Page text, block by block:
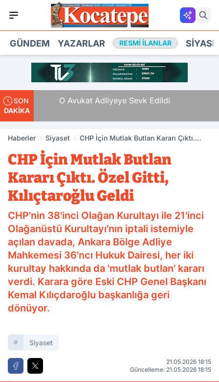
GÜNDEM YAZARLAR RESMI İLANLAR
SON
DAKİKA
Tam O Avukat Adliyeye Sevk Edildi
Haberler Siyaset
CHP İçin Mutlak Butlan Kararı Çıktı.
CHP İçin Mutlak Butlan
Kararı Çıktı. Özel Gitti,
Kılıçtaroğlu Geldi
CHP'nin 38'inci Olağan Kurultayı ile 21'inci
Olağanüstü Kurultayı'nın iptali istemiyle
açılan davada, Ankara Bölge Adliye
Mahkemesi 36'ncı Hukuk Dairesi, her iki
kurultay hakkında da 'mutlak butlan' kararı
verdi. Karara göre Eski CHP Genel Başkanı
Kemal Kılıçdaroğlu başkanlığa geri
dönüyor.
Siyaset
21.05.2026 18:15
Güncelleme: 21.05.2026 18:15